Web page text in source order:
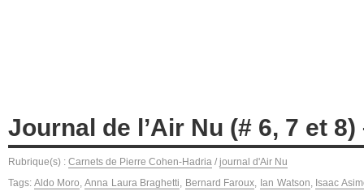
Journal de l’Air Nu (# 6, 7 et
Rubrique(s) : Carnets de Pierre Cohen-Hadria / journal d'Air Nu
Tags: Aldo Moro, Anna Laura Braghetti, Bernard Faroux, Ian Watson, Isaac